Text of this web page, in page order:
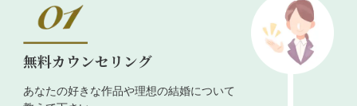
無料カウンセリング
あなたの好きな作品や理想の結婚について